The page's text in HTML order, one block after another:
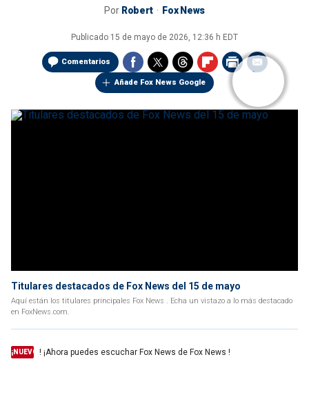
Por Robert Fox News
Publicado 15 de mayo de 2026, 12:36 h EDT
Comentarios
Añade Fox News Google
Titulares destacados de Fox News del 15 de mayo
Aquí están los titulares principales Fox News . Echa un vistazo a lo más destacado
en FoxNews.com.
¡NUEVO ! ¡Ahora puedes escuchar Fox News de Fox News !